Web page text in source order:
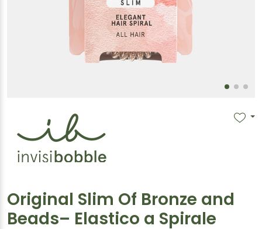
Original Slim Of Bronze and
Beads– Elastico a Spirale